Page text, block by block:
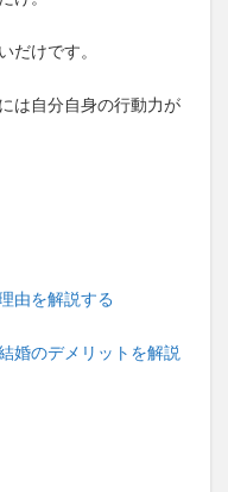
だけです。
は自分自身の行動力が
由を解説する
婚のデメリットを解説